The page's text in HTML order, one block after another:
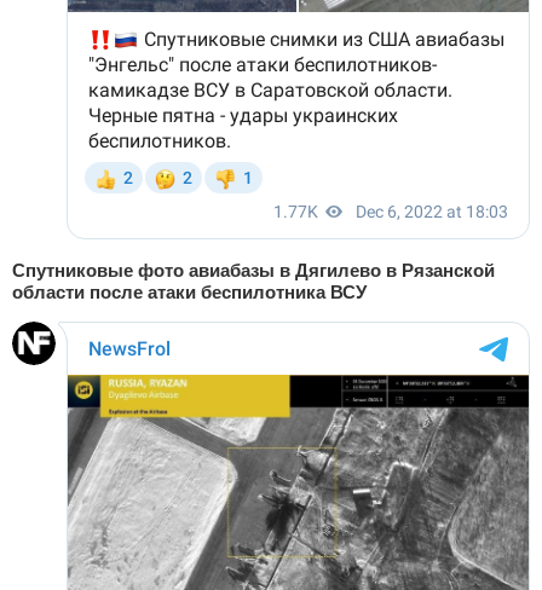
Спутниковые фото авиабазы в Дягилево в Рязанской
области после атаки беспилотника ВСУ